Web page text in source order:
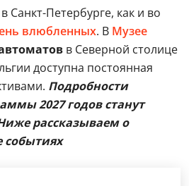
Санкт-Петербурге, как и во
влюбленных. В Музее
в Северной столице
доступна постоянная
Подробности
2027 годов станут
рассказываем о
событиях